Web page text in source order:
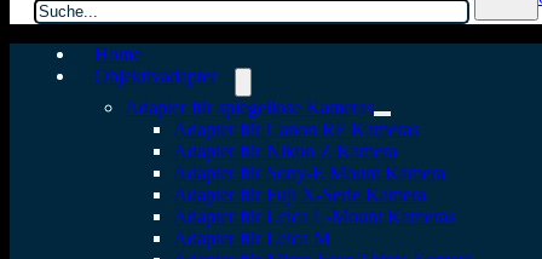
Home
Objektivadapter
Adapter für spiegellose Kameras
Adapter für Canon RF Kameras
Adapter für Nikon Z Kamera
Adapter für Sony-E Mount Kamera
Adapter für Fuji X-Serie Kamera
Adapter für Leica L-Mount Kameras
Adapter für Leica M